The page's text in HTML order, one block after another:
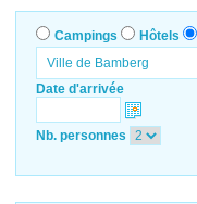
Campings Hôtels
Date d'arrivée
Nb. personnes